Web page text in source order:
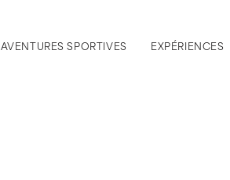
AVENTURES SPORTIVES EXPÉRIENCES